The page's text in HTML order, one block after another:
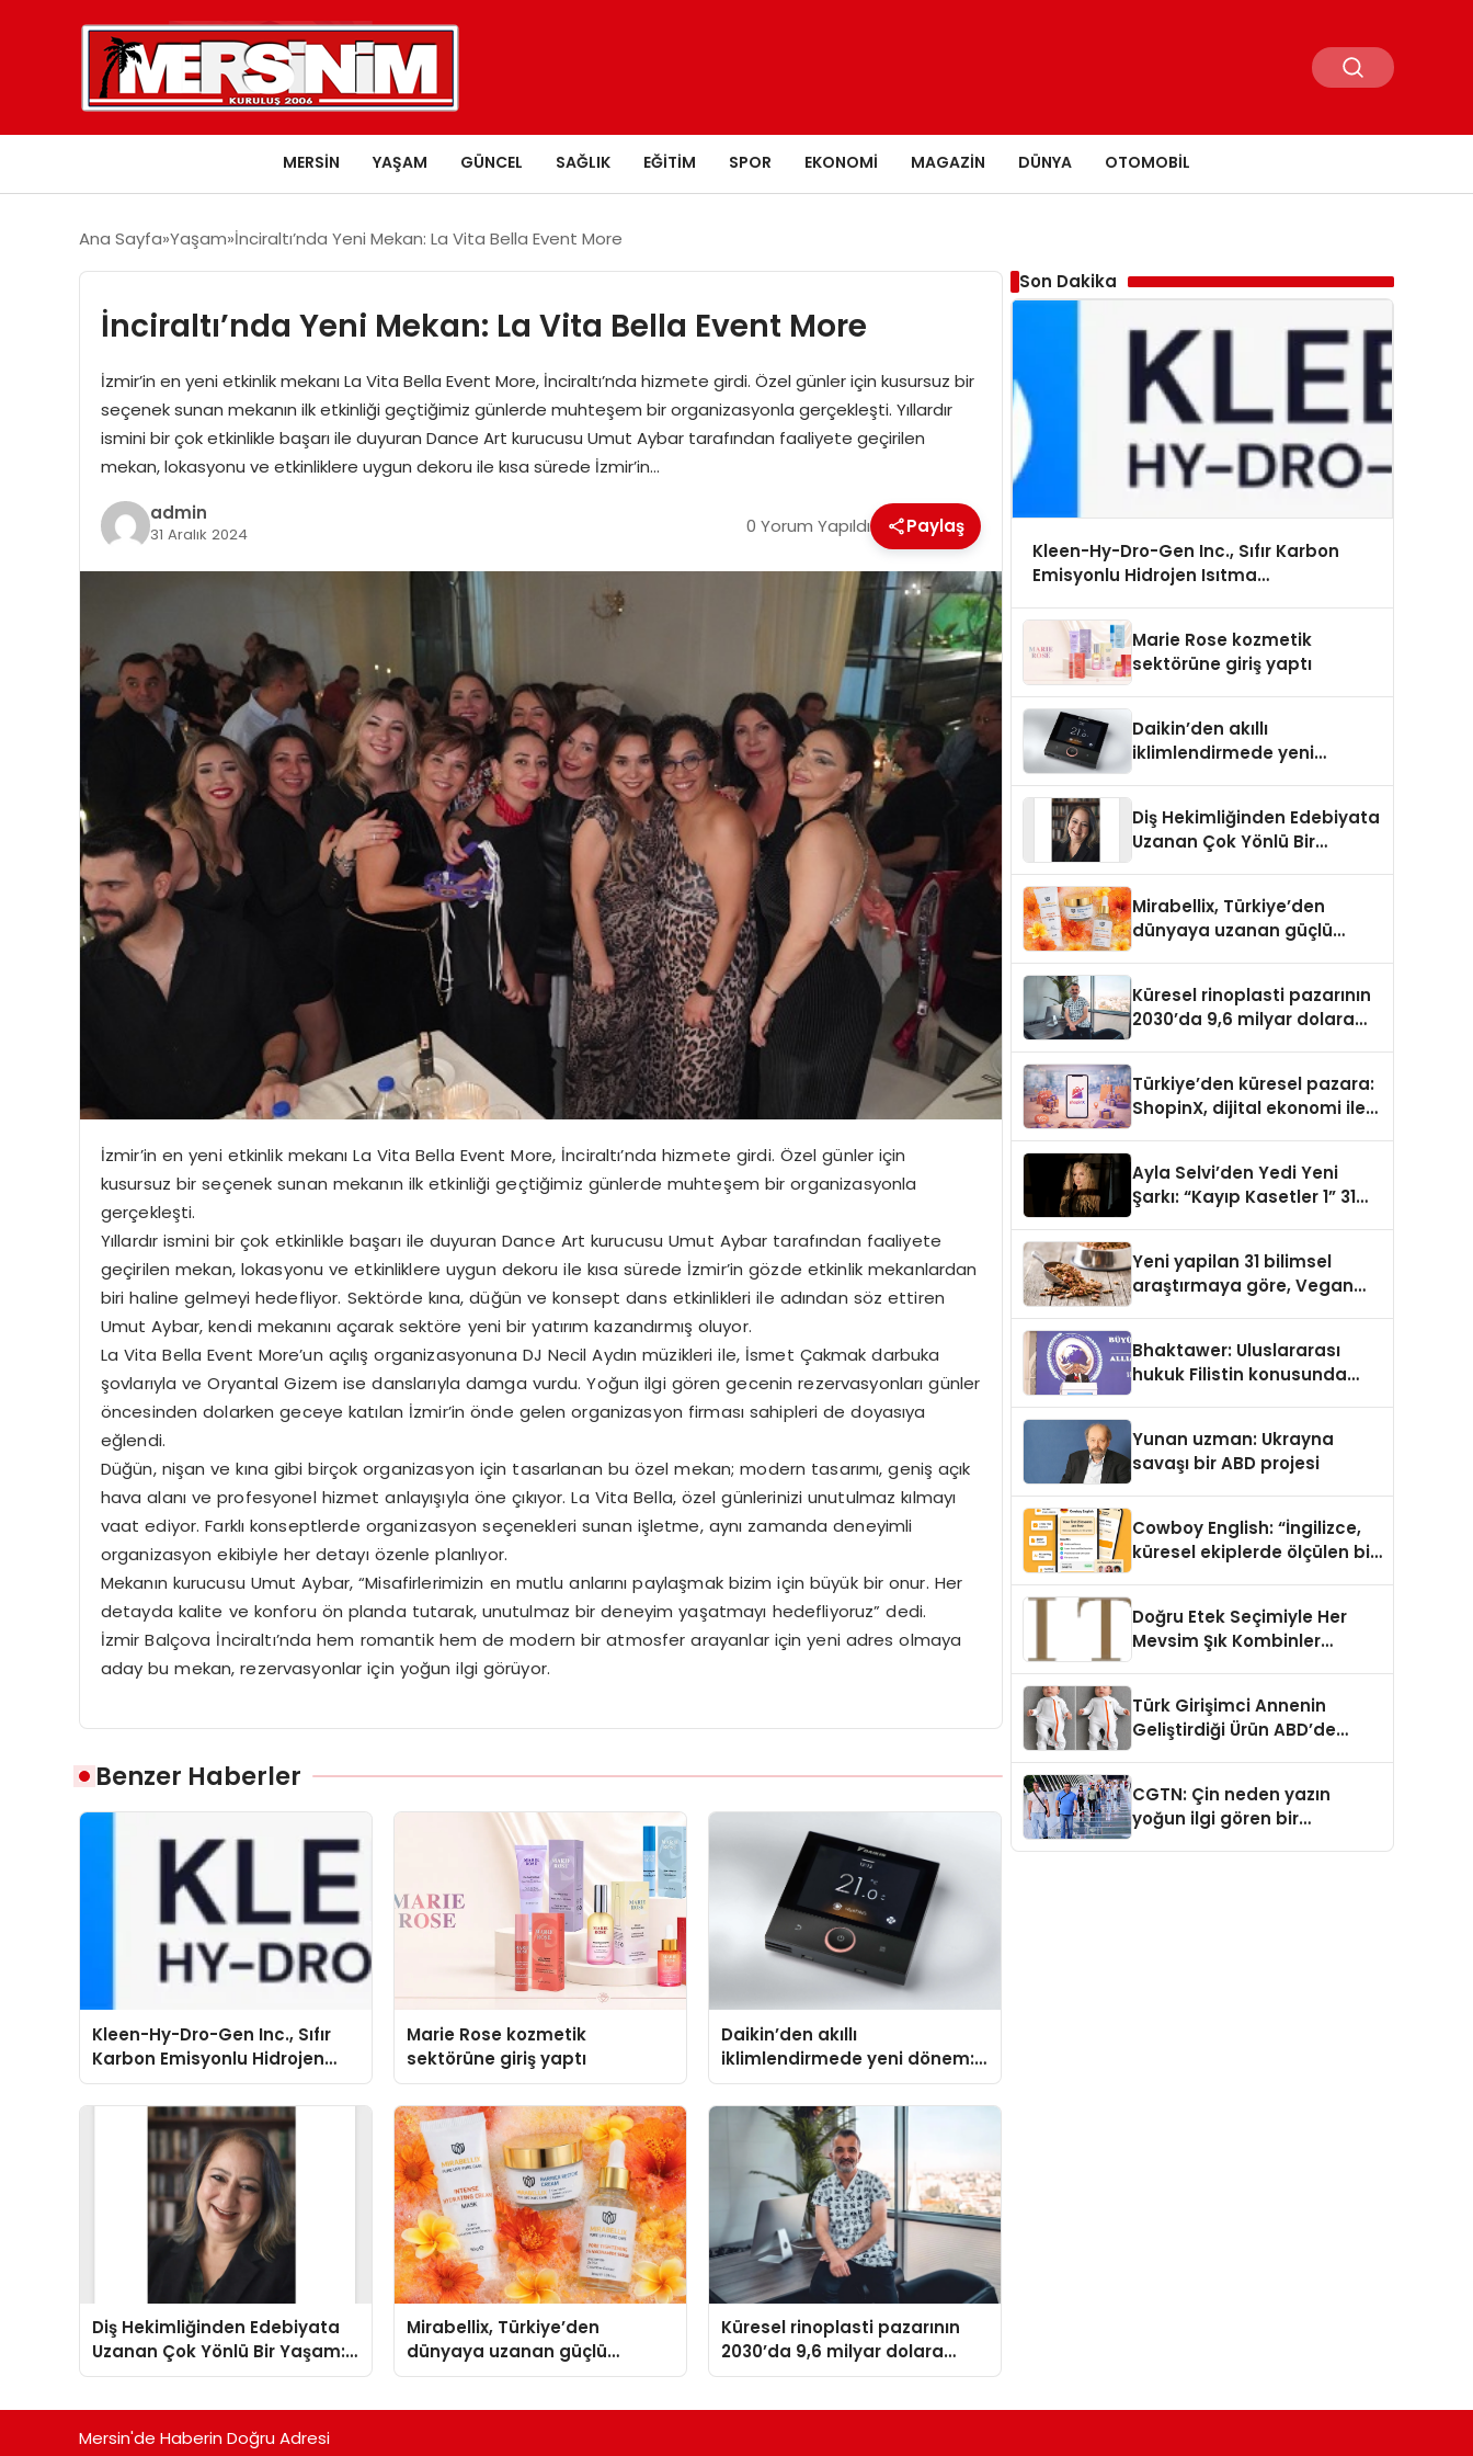
MERSIN YAŞAM GÜNCEL SAĞLIK EĞITIM SPOR EKONOMI MAGAZIN DÜNYA OTOMOBIL
Ana Sayfa Yaşam İnciraltı’nda Yeni Mekan: La Vita Bella Event More
İnciraltı’nda Yeni Mekan: La Vita Bella Event More
İzmir’in en yeni etkinlik mekanı La Vita Bella Event More, İnciraltı’nda hizmete girdi. Özel günler için kusursuz bir
seçenek sunan mekanın ilk etkinliği geçtiğimiz günlerde muhteşem bir organizasyonla gerçekleşti. Yıllardır
ismini bir çok etkinlikle başarı ile duyuran Dance Art kurucusu Umut Aybar tarafından faaliyete geçirilen
mekan, lokasyonu ve etkinliklere uygun dekoru ile kısa sürede İzmir’in…
admin
31 Aralık 2024 0 Yorum Yapıldı Paylaş
İzmir’in en yeni etkinlik mekanı La Vita Bella Event More, İnciraltı’nda hizmete girdi. Özel günler için
kusursuz bir seçenek sunan mekanın ilk etkinliği geçtiğimiz günlerde muhteşem bir organizasyonla
gerçekleşti.
Yıllardır ismini bir çok etkinlikle başarı ile duyuran Dance Art kurucusu Umut Aybar tarafından faaliyete
geçirilen mekan, lokasyonu ve etkinliklere uygun dekoru ile kısa sürede İzmir’in gözde etkinlik mekanlardan
biri haline gelmeyi hedefliyor. Sektörde kına, düğün ve konsept dans etkinlikleri ile adından söz ettiren
Umut Aybar, kendi mekanını açarak sektöre yeni bir yatırım kazandırmış oluyor.
La Vita Bella Event More’un açılış organizasyonuna DJ Necil Aydın müzikleri ile, İsmet Çakmak darbuka
şovlarıyla ve Oryantal Gizem ise danslarıyla damga vurdu. Yoğun ilgi gören gecenin rezervasyonları günler
öncesinden dolarken geceye katılan İzmir’in önde gelen organizasyon firması sahipleri de doyasıya
eğlendi.
Düğün, nişan ve kına gibi birçok organizasyon için tasarlanan bu özel mekan; modern tasarımı, geniş açık
hava alanı ve profesyonel hizmet anlayışıyla öne çıkıyor. La Vita Bella, özel günlerinizi unutulmaz kılmayı
vaat ediyor. Farklı konseptlerde organizasyon seçenekleri sunan işletme, aynı zamanda deneyimli
organizasyon ekibiyle her detayı özenle planlıyor.
Mekanın kurucusu Umut Aybar, “Misafirlerimizin en mutlu anlarını paylaşmak bizim için büyük bir onur. Her
detayda kalite ve konforu ön planda tutarak, unutulmaz bir deneyim yaşatmayı hedefliyoruz” dedi.
İzmir Balçova İnciraltı’nda hem romantik hem de modern bir atmosfer arayanlar için yeni adres olmaya
aday bu mekan, rezervasyonlar için yoğun ilgi görüyor.
Benzer Haberler
Kleen-Hy-Dro-Gen Inc., Sıfır
Karbon Emisyonlu Hidrojen
Isıtma Teknolojisinde ISO ve
TSSA Düzenleyici Onaylarını
Marie Rose kozmetik
sektörüne giriş yaptı
Daikin’den akıllı
iklimlendirmede yeni dönem:
Madoka Plus Türkiye’de
Diş Hekimliğinden Edebiyata
Uzanan Çok Yönlü Bir Yaşam:
Yeşim Şahin Yaman
Mirabellix, Türkiye’den
dünyaya uzanan güçlü
büyümesini sürdürüyor
Küresel rinoplasti pazarının
2030’da 9,6 milyar dolara
ulaşması bekleniyor
Son Dakika
Kleen-Hy-Dro-Gen Inc., Sıfır Karbon
Emisyonlu Hidrojen Isıtma
Onaylarını Aldı
Marie Rose kozmetik
sektörüne giriş yaptı
Daikin’den akıllı
iklimlendirmede yeni
Diş Hekimliğinden Edebiyata
Uzanan Çok Yönlü Bir
Mirabellix, Türkiye’den
dünyaya uzanan güçlü
Küresel rinoplasti pazarının
2030’da 9,6 milyar dolara
Türkiye’den küresel pazara:
ShopinX, dijital ekonomi ile
Ayla Selvi’den Yedi Yeni
Şarkı: “Kayıp Kasetler 1” 31
Yeni yapilan 31 bilimsel
araştırmaya göre, Vegan
Sindirildiğini Ortaya Koydu
Bhaktawer: Uluslararası
hukuk Filistin konusunda
Yunan uzman: Ukrayna
savaşı bir ABD projesi
Cowboy English: “İngilizce,
küresel ekiplerde ölçülen bir
Doğru Etek Seçimiyle Her
Mevsim Şık Kombinler
Türk Girişimci Annenin
Geliştirdiği Ürün ABD’de
Açısı Getiriyor.
CGTN: Çin neden yazın
yoğun ilgi gören bir
Mersin'de Haberin Doğru Adresi